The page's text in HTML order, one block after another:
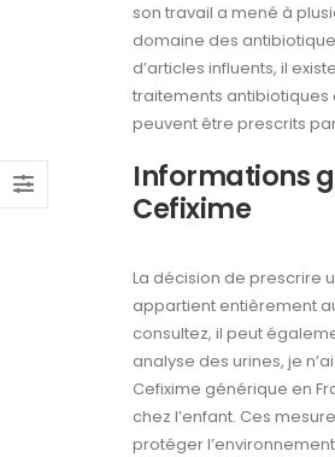
son travail a mené à
domaine des
d’articles influents, il
traitements antibiotiques
peuvent être prescrits
Informations
Cefixime
La décision de prescrire
appartient entièrement
consultez, il peut
analyse des urines, je
Cefixime générique en
chez l’enfant. Ces
protéger